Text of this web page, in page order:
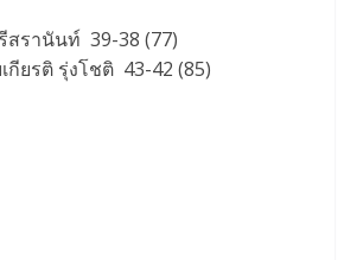
รานันท์ 39-38 (77)
ยรติ รุ่งโชติ 43-42 (85)